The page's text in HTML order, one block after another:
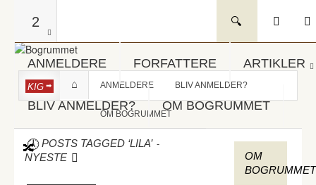
2
ANMELDERE FORFATTERE ARTIKLER
BLIV ANMELDER? OM BOGRUMMET
KIG ANMELDERE BLIV ANMELDER?
OM BOGRUMMET
POSTS TAGGED ‘LILA’ -
NYESTE
OM
BOGRUMMET